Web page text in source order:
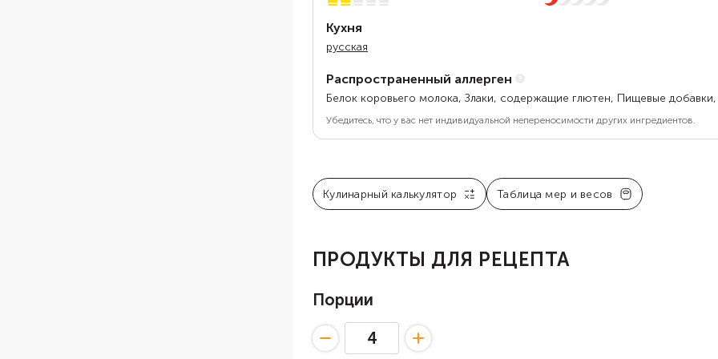
Кухня
русская
Распространенный аллерген
Белок коровьего молока, Злаки, содержащие глютен, Пищевые
Убедитесь, что у вас нет индивидуальной непереносимости других ингредиентов.
Кулинарный калькулятор Таблица мер и весов
ПРОДУКТЫ ДЛЯ РЕЦЕПТА
Порции